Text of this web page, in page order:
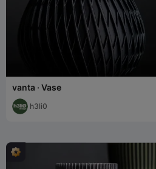
vanta · Vase
h3li0